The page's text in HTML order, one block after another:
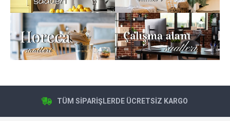
TÜM SİPARİŞLERDE ÜCRETSİZ KARGO